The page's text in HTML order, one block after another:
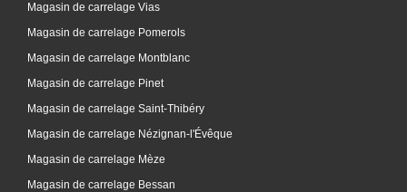
Magasin de carrelage Vias
Magasin de carrelage Pomerols
Magasin de carrelage Montblanc
Magasin de carrelage Pinet
Magasin de carrelage Saint-Thibéry
Magasin de carrelage Nézignan-l'Évêque
Magasin de carrelage Mèze
Magasin de carrelage Bessan